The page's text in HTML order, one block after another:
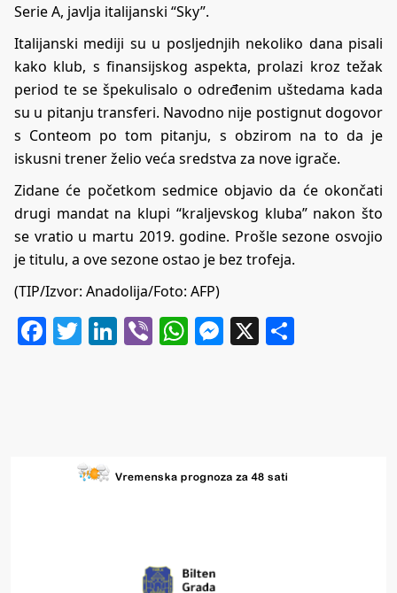
Serie A, javlja italijanski “Sky”.
Italijanski mediji su u posljednjih nekoliko dana pisali
kako klub, s finansijskog aspekta, prolazi kroz težak
period te se špekulisalo o određenim uštedama kada
su u pitanju transferi. Navodno nije postignut dogovor
s Conteom po tom pitanju, s obzirom na to da je
iskusni trener želio veća sredstva za nove igrače.
Zidane će početkom sedmice objavio da će okončati
drugi mandat na klupi “kraljevskog kluba” nakon što
se vratio u martu 2019. godine. Prošle sezone osvojio
je titulu, a ove sezone ostao je bez trofeja.
(TIP/Izvor: Anadolija/Foto: AFP)
Facebook
Twitter
LinkedIn
ViberWhatsApp
Messenger
X